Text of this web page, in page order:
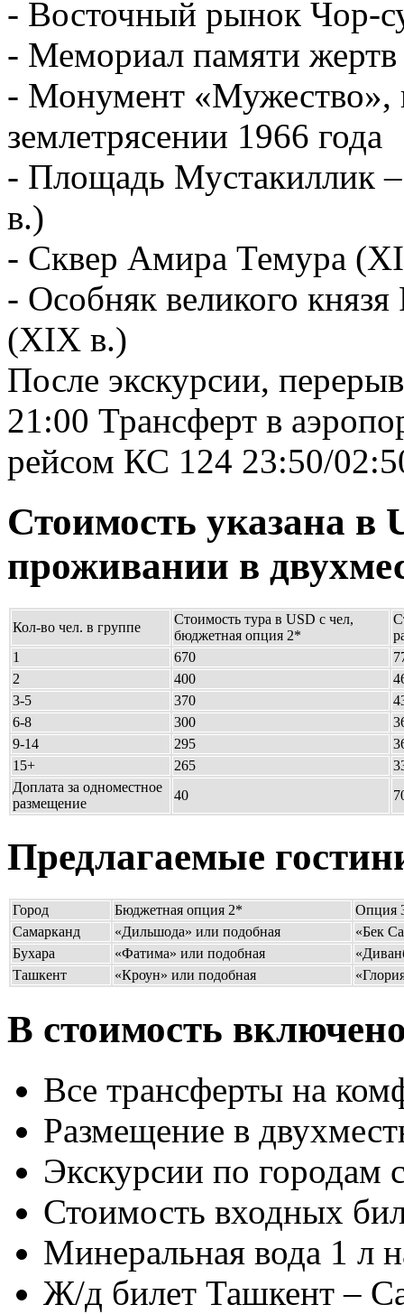
- Восточный рынок Чор-
- Мемориал памяти
- Монумент «Мужество»,
землетрясении 1966 года
- Площадь Мустакиллик
в.)
- Сквер Амира Темура
- Особняк великого
(XIX в.)
После экскурсии,
21:00 Трансферт в
рейсом КС 124 23:50/
Стоимость указана в
проживании в
Кол-во чел. в группе
Стоимость тура в USD с чел,
бюджетная опция 2*
1
670
2
400
3-5
370
6-8
300
9-14
295
15+
265
Доплата за одноместное
размещение
40
Предлагаемые
Город Бюджетная опция 2*
Опция
Самарканд
«Дильшода» или подобная
«Бек
Бухара
«Фатима» или подобная
Ташкент
«Кроун» или подобная
В стоимость
Все трансферты на
Размещение в
Экскурсии по городам
Стоимость входных
Минеральная вода 1 л
Ж/д билет Ташкент –